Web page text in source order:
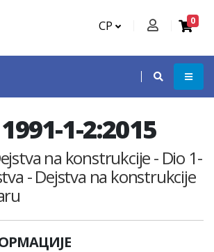
СР 0
1-2:2015
na konstrukcije - Dio 1-
- Dejstva na konstrukcije